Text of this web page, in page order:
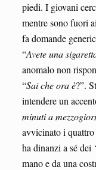
piedi. I giovani
mentre sono fuori
fa domande
“Avete una
anomalo non
“Sai che ora è?”.
intendere un
minuti a
avvicinato i
ha dinanzi a sé dei
mano e da una